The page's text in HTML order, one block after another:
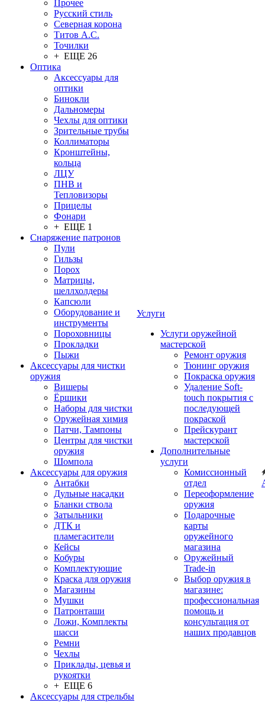
Прочее
Русский стиль
Северная корона
Титов А.С.
Точилки
+ ЕЩЕ 26
Оптика
Аксессуары для
оптики
Бинокли
Дальномеры
Чехлы для оптики
Зрительные трубы
Коллиматоры
Кронштейны,
кольца
ЛЦУ
ПНВ и
Тепловизоры
Прицелы
Фонари
+ ЕЩЕ 1
Снаряжение патронов
Пули
Гильзы
Порох
Матрицы,
шеллхолдеры
Капсюли
Оборудование и
инструменты
Пороховницы
Прокладки
Пыжи
Аксессуары для чистки
оружия
Вишеры
Ёршики
Наборы для чистки
Оружейная химия
Патчи, Тампоны
Центры для чистки
оружия
Шомпола
Аксессуары для оружия
Антабки
Дульные насадки
Бланки ствола
Затыльники
ДТК и
пламегасители
Кейсы
Кобуры
Комплектующие
Краска для оружия
Магазины
Мушки
Патронташи
Ложи, Комплекты
шасси
Ремни
Чехлы
Приклады, цевья и
рукоятки
+ ЕЩЕ 6
Аксессуары для стрельбы
Услуги
Услуги оружейной
мастерской
Ремонт оружия
Тюнинг оружия
Покраска оружия
Удаление Soft-
touch покрытия с
последующей
покраской
Прейскурант
мастерской
Дополнительные
услуги
Комиссионный
отдел
Переоформление
оружия
Подарочные
карты
оружейного
магазина
Оружейный
Trade-in
Выбор оружия в
магазине:
профессиональная
помощь и
консультация от
наших продавцов